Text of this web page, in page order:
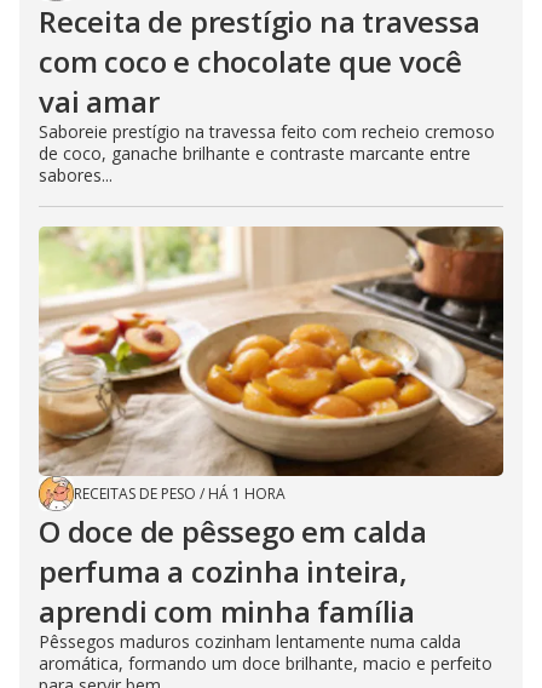
Receita de prestígio na travessa
com coco e chocolate que você
vai amar
Saboreie prestígio na travessa feito com recheio cremoso
de coco, ganache brilhante e contraste marcante entre
sabores...
RECEITAS DE PESO / HÁ 1 HORA
O doce de pêssego em calda
perfuma a cozinha inteira,
aprendi com minha família
Pêssegos maduros cozinham lentamente numa calda
aromática, formando um doce brilhante, macio e perfeito